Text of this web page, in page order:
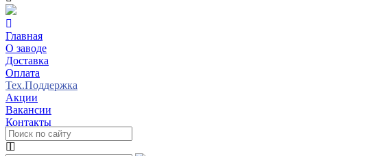
Главная
О заводе
Доставка
Оплата
Тех.Поддержка
Акции
Вакансии
Контакты